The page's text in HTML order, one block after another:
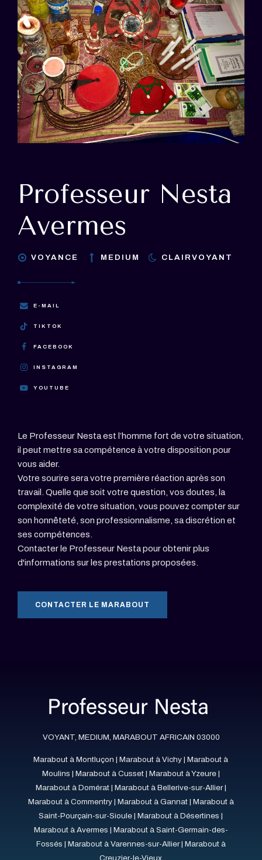
Professeur Nesta
Avermes
VOYANCE MEDIUM CLAIRVOYANT
E-MAIL
TIKTOK
FACEBOOK
INSTAGRAM
YOUTUBE
Le Professeur Nesta est l’homme fort de votre situation,
il peut mettre sa compétence à votre disposition pour
vous aider.
Votre sourire sera votre première réaction après son
travail. Quelle que soit votre question, vos doutes, la
complexité de votre situation, vous pouvez compter sur
son honnêteté, son professionnalisme, sa discrétion et
ses compétences.
Contacter le Professeur Nesta pour obtenir plus
d'informations sur les prestations proposées.
CONTACTER LE MARABOUT
VOYANT, MEDIUM, MARABOUT AFRICAIN 03000
Marabout à Montluçon |Marabout à Vichy |Marabout à
Moulins | Marabout à Cusset| Marabout à Yzeure|
Marabout à Domérat| Marabout à Bellerive-sur-Allier|
Marabout à Commentry| Marabout à Gannat| Marabout à
Saint-Pourçain-sur-Sioule |Marabout à Désertines |
Marabout à Avermes | Marabout à Saint-Germain-des-
Fossés | Marabout à Varennes-sur-Allier| Marabout à
Creuzier-le-Vieux